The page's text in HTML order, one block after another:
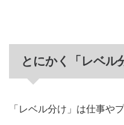
とにかく「レベル
「レベル分け」は仕事や